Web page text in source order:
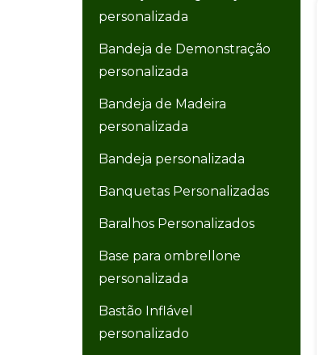
personalizada
Bandeja de Demonstração
personalizada
Bandeja de Madeira
personalizada
Bandeja personalizada
Banquetas Personalizadas
Baralhos Personalizados
Base para ombrellone
personalizada
Bastão Inflável
personalizado